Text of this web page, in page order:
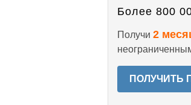
Более 800
Получи 2
ПОЛУЧИТЬ